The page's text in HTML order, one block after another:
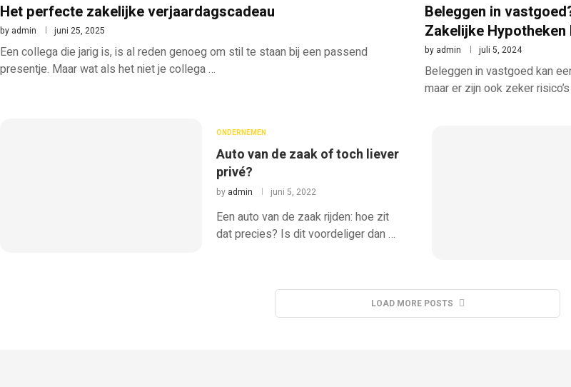
Het perfecte zakelijke verjaardagscadeau
by admin juni 25, 2025
Een collega die jarig is, is al reden genoeg om stil te staan bij een passend
presentje. Maar wat als het niet je collega …
Beleggen in
Zakelijke Hypotheken
by admin juli 5, 2024
Beleggen in vastgoed kan
maar er zijn ook zeker
ONDERNEMEN
Auto van de zaak of toch liever
privé?
by admin juni 5, 2022
Een auto van de zaak rijden: hoe zit
dat precies? Is dit voordeliger dan …
LOAD MORE POSTS